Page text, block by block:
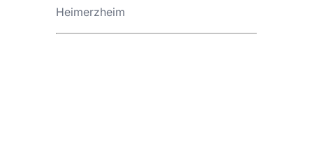
Heimerzheim